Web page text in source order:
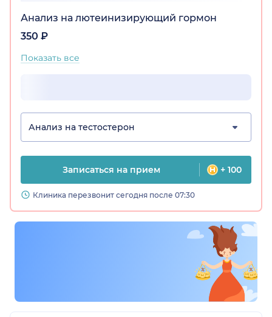
Анализ на лютеинизирующий гормон
350 ₽
Показать все
Анализ на тестостерон
Записаться на прием + 100
Клиника перезвонит сегодня после 07:30